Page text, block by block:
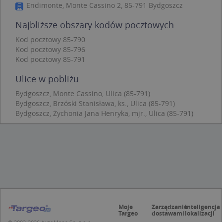
Endimonte, Monte Cassino 2, 85-791 Bydgoszcz
Najbliższe obszary kodów pocztowych
Kod pocztowy 85-790
Kod pocztowy 85-796
Kod pocztowy 85-791
Ulice w pobliżu
Bydgoszcz, Monte Cassino, Ulica (85-791)
Bydgoszcz, Brzóski Stanisława, ks., Ulica (85-791)
Bydgoszcz, Żychonia Jana Henryka, mjr., Ulica (85-791)
Moje
Targeo
Zarządzanie
dostawami
Inteligencja
lokalizacji
Niezbędne Wydajność
Targetowanie
Funkcjonalność
Niezbędne pliki cookie umożliwiają korzystanie z
podstawowych funkcji strony internetowej, takich
jak logowanie użytkownika i zarządzanie kontem.
Bez niezbędnych plików cookie nie można
Domena
APPSESSID .targeo.pl
CookieScriptConsent
CookieScript
1 rok 1 miesiąc